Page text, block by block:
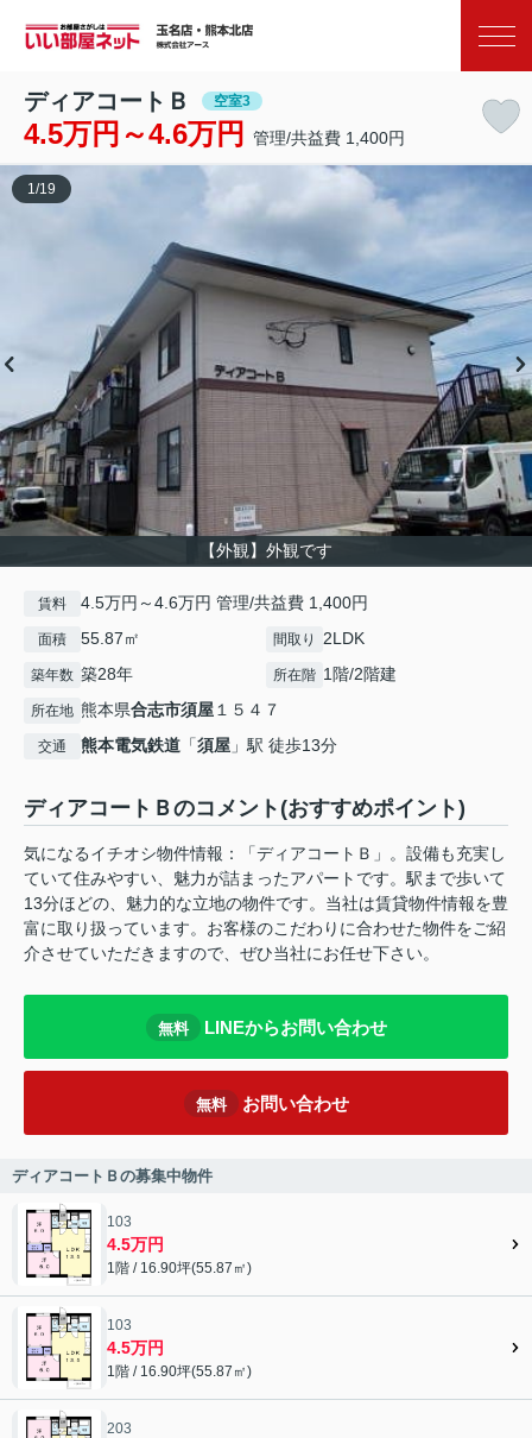
ディアコートＢ 空室3
4.5万円～4.6万円 管理/共益費 1,400円
【外観】外観です
1 /19
賃料 4.5万円～4.6万円 管理/共益費 1,400円
面積 55.87㎡ 間取り 2LDK
築年数 築28年 所在階 1階/2階建
所在地 熊本県合志市須屋 １５４７
交通 熊本電気鉄道 「須屋 」駅 徒歩13分
ディアコートＢのコメント(おすすめポイント)
気になるイチオシ物件情報：「ディアコートＢ」。設備も充実し
ていて住みやすい、魅力が詰まったアパートです。駅まで歩いて
13分ほどの、魅力的な立地の物件です。当社は賃貸物件情報を豊
富に取り扱っています。お客様のこだわりに合わせた物件をご紹
介させていただきますので、ぜひ当社にお任せ下さい。
無料 LINEからお問い合わせ
無料 お問い合わせ
ディアコートＢの募集中物件
103
4.5万円
1階 / 16.90坪(55.87㎡)
103
4.5万円
1階 / 16.90坪(55.87㎡)
203